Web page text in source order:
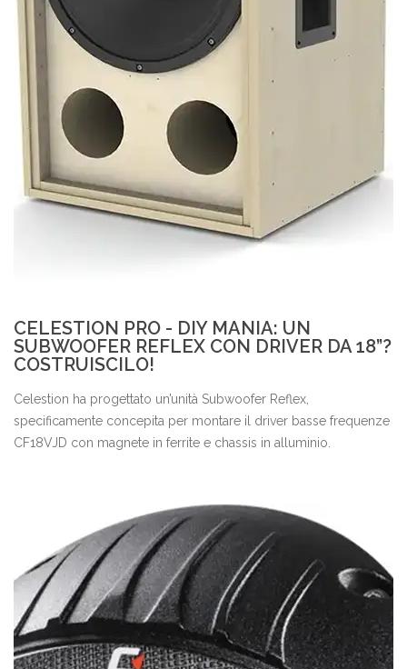
CELESTION PRO - DIY MANIA: UN
SUBWOOFER REFLEX CON DRIVER DA 18”?
COSTRUISCILO!
Celestion ha progettato un’unità Subwoofer Reflex,
specificamente concepita per montare il driver basse frequenze
CF18VJD con magnete in ferrite e chassis in alluminio.